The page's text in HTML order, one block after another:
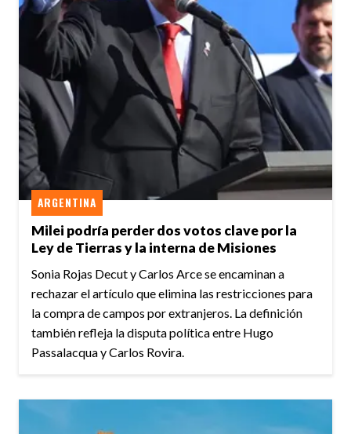
Milei podría perder dos votos clave por la
Ley de Tierras y la interna de Misiones
ARGENTINA
Sonia Rojas Decut y Carlos Arce se encaminan a
rechazar el artículo que elimina las restricciones para
la compra de campos por extranjeros. La definición
también refleja la disputa política entre Hugo
Passalacqua y Carlos Rovira.